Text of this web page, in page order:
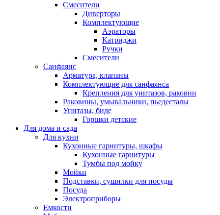
Смесители
Диверторы
Комплектующие
Аэраторы
Катриджи
Ручки
Смесители
Санфаянс
Арматура, клапаны
Комплектующие для санфаянса
Крепления для унитазов, раковин
Раковины, умывальники, пьедесталы
Унитазы, биде
Горшки детские
Для дома и сада
Для кухни
Кухонные гарнитуры, шкафы
Кухонные гарнитуры
Тумбы под мойку
Мойки
Подставки, сушилки для посуды
Посуда
Электроприборы
Емкости